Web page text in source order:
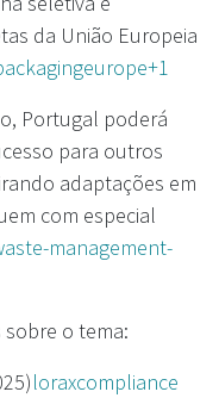
da União Europeia
Portugal poderá
para outros
adaptações em
com especial
management-
o tema:
loraxcompliance